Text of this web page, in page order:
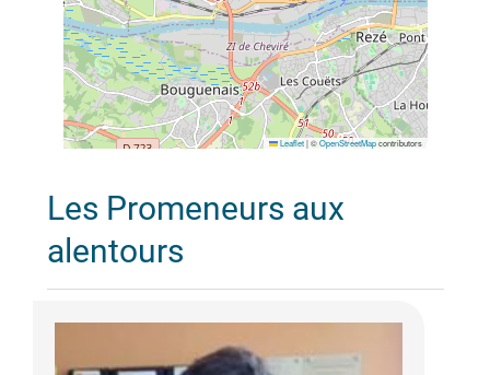
Leaflet |©OpenStreetMapcontributors
Les Promeneurs aux
alentours